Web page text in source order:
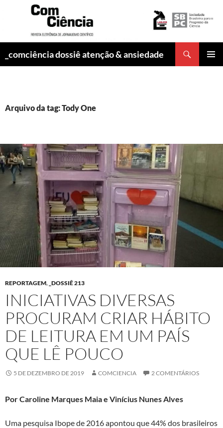
_comciência dossiê atenção & ansiedade
Arquivo da tag: Tody One
REPORTAGEM, _DOSSIÊ 213
INICIATIVAS DIVERSAS
PROCURAM CRIAR HÁBITO
DE LEITURA EM UM PAÍS
QUE LÊ POUCO
5 DE DEZEMBRO DE 2019 COMCIENCIA 2 COMENTÁRIOS
Por Caroline Marques Maia e Vinícius Nunes Alves
Uma pesquisa Ibope de 2016 apontou que 44% dos brasileiros